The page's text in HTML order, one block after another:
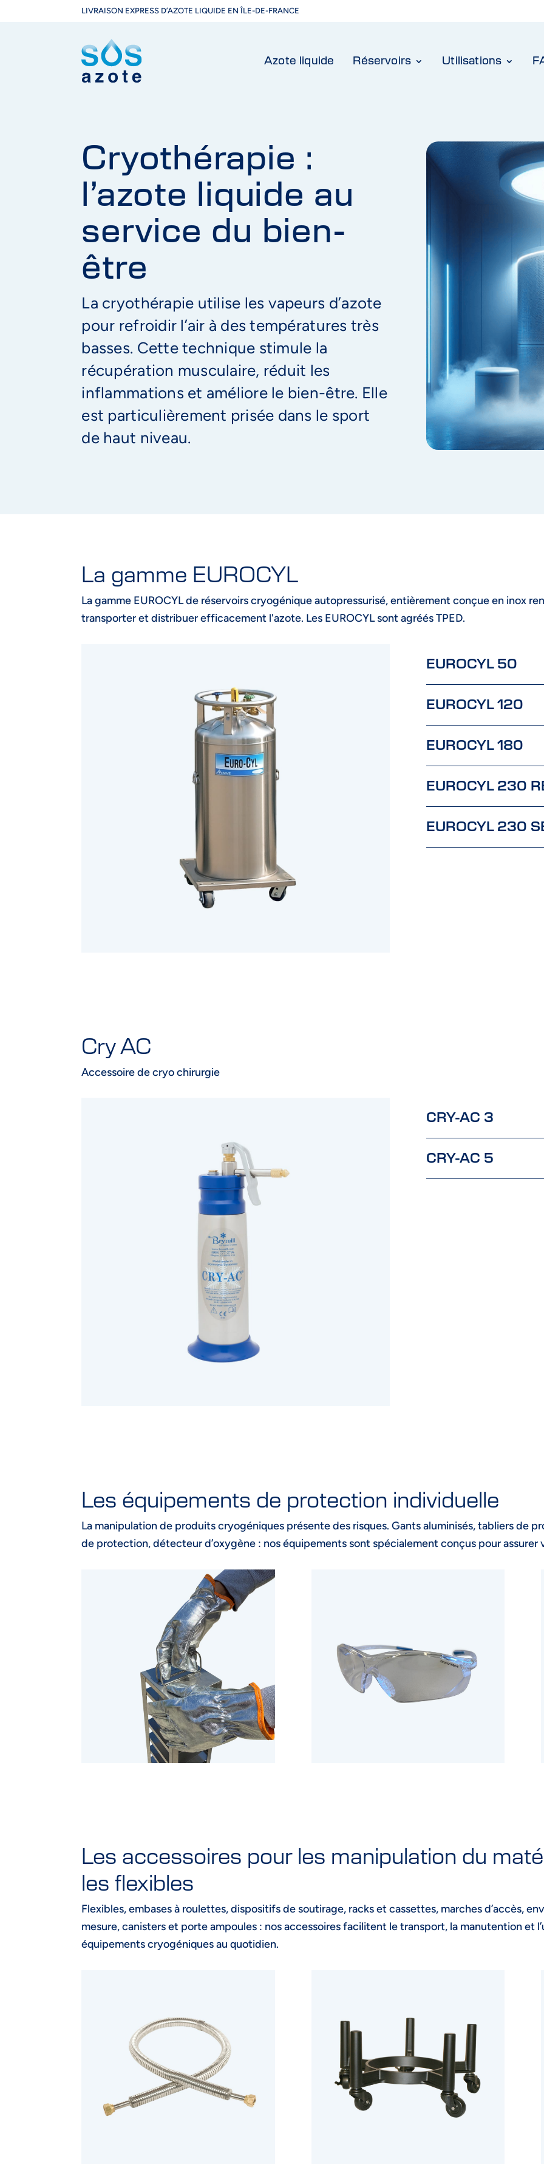
LIVRAISON EXPRESS D’AZOTE LIQUIDE EN ÎLE-DE-FRANCE
Azote liquide Réservoirs Utilisations
Cryothérapie :
l’azote liquide au
service du bien-
être
La cryothérapie utilise les vapeurs d’azote
pour refroidir l’air à des températures très
basses. Cette technique stimule la
récupération musculaire, réduit les
inflammations et améliore le bien-être. Elle
est particulièrement prisée dans le sport
de haut niveau.
La gamme EUROCYL
La gamme EUROCYL de réservoirs cryogénique autopressurisé, entièrement conçue en inox
transporter et distribuer efficacement l'azote. Les EUROCYL sont agréés TPED.
EUROCYL 50
EUROCYL 120
EUROCYL 180
EUROCYL 230
EUROCYL 230
Cry AC
Accessoire de cryo chirurgie
CRY-AC 3
CRY-AC 5
Les équipements de protection individuelle
La manipulation de produits cryogéniques présente des risques. Gants aluminisés, tabliers de
de protection, détecteur d’oxygène : nos équipements sont spécialement conçus pour
Les accessoires pour les manipulation du
les flexibles
Flexibles, embases à roulettes, dispositifs de soutirage, racks et cassettes, marches d’accès,
mesure, canisters et porte ampoules : nos accessoires facilitent le transport, la manutention et
équipements cryogéniques au quotidien.